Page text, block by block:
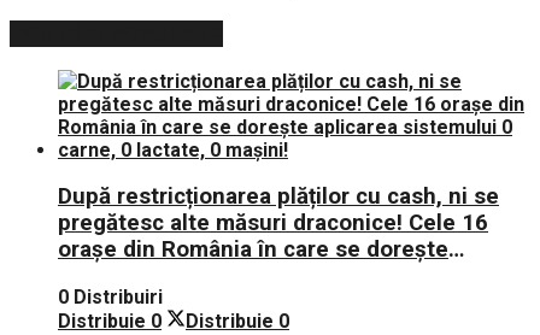
După restricționarea plăților cu cash, ni se
pregătesc alte măsuri draconice! Cele 16
orașe din România în care se dorește
mașini!
0 Distribuiri
Distribuie 0 Distribuie 0